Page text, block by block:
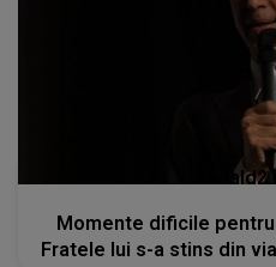
Momente dificile pentru
Fratele lui s-a stins din